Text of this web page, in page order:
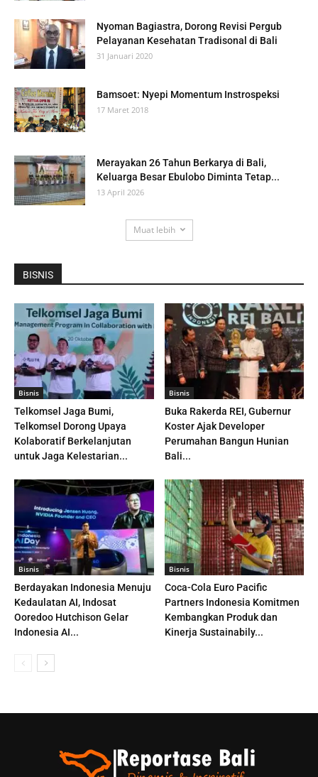
Nyoman Bagiastra, Dorong Revisi Pergub
Pelayanan Kesehatan Tradisonal di Bali
31 Januari 2020
Bamsoet: Nyepi Momentum Instrospeksi
17 Maret 2018
Merayakan 26 Tahun Berkarya di Bali,
Keluarga Besar Ebulobo Diminta Tetap...
13 April 2026
Muat lebih
BISNIS
Bisnis
Telkomsel Jaga Bumi,
Telkomsel Dorong Upaya
Kolaboratif Berkelanjutan
untuk Jaga Kelestarian...
Bisnis
Buka Rakerda REI, Gubernur
Koster Ajak Developer
Perumahan Bangun Hunian
Bali...
Bisnis
Berdayakan Indonesia Menuju
Kedaulatan AI, Indosat
Ooredoo Hutchison Gelar
Indonesia AI...
Bisnis
Coca-Cola Euro Pacific
Partners Indonesia Komitmen
Kembangkan Produk dan
Kinerja Sustainabily...